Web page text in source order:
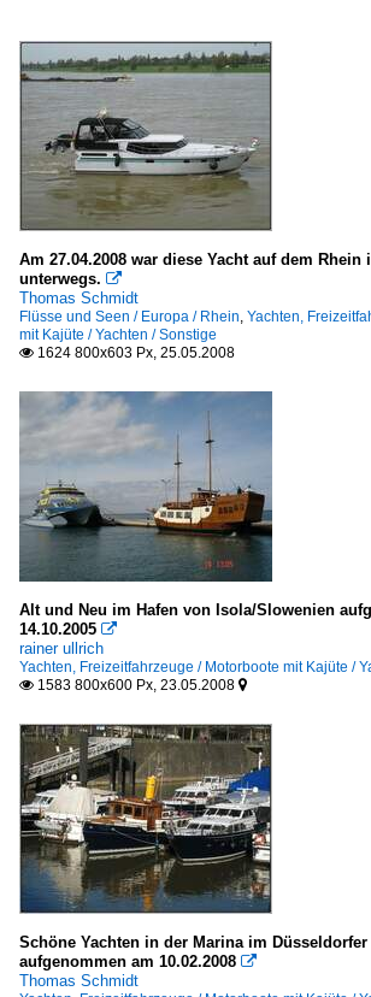
Am 27.04.2008 war diese Yacht auf dem Rhein
unterwegs. 
Thomas Schmidt
Flüsse und Seen / Europa / Rhein, Yachten,
mit Kajüte / Yachten / Sonstige
 1624 800x603 Px, 25.05.2008
Alt und Neu im Hafen von Isola/Slowenien
14.10.2005 
rainer ullrich
Yachten, Freizeitfahrzeuge / Motorboote mit Kajüte /
 1583 800x600 Px, 23.05.2008 
Schöne Yachten in der Marina im Düsseldorfer
aufgenommen am 10.02.2008 
Thomas Schmidt